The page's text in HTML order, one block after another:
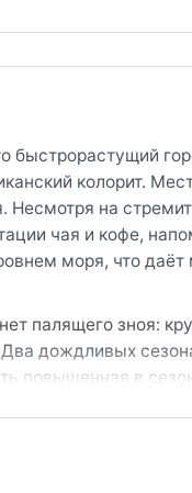
быстрорастущий
колорит.
Несмотря на
чая и кофе,
моря, что даёт
палящего зноя:
дождливых
повышенная в